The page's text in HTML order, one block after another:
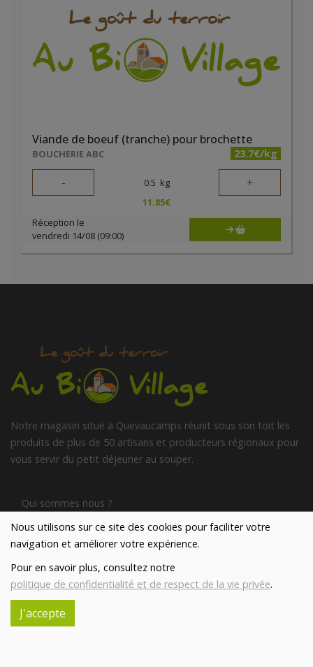
Nous utilisons sur ce site des cookies pour faciliter votre
navigation et améliorer votre expérience.
Pour en savoir plus, consultez notre
politique de confidentialité et de respect de la vie privée.
J'accepte
Viande de boeuf (tranche) pour brochette
BOUCHERIE ABC 23.7€/kg
- 0.5 kg +
11.85€
Réception le
vendredi 14/08 (09:00)
Notre magasin situé à Quevaucamps réunit sous son toit les
produits de plus de 50 artisans et producteurs régionaux pour
vous servir du petit déjeuner au souper.
Qui sommes nous ?
Le blog
Contact